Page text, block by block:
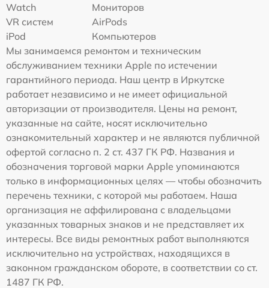
Watch
Мониторов
VR систем
AirPods
iPod
Компьютеров
Мы занимаемся ремонтом и техническим
обслуживанием техники Apple по истечении
гарантийного периода. Наш центр в Иркутске
работает независимо и не имеет официальной
авторизации от производителя. Цены на ремонт,
указанные на сайте, носят исключительно
ознакомительный характер и не являются публичной
офертой согласно п. 2 ст. 437 ГК РФ. Названия и
обозначения торговой марки Apple упоминаются
только в информационных целях — чтобы обозначить
перечень техники, с которой мы работаем. Наша
организация не аффилирована с владельцами
указанных товарных знаков и не представляет их
интересы. Все виды ремонтных работ выполняются
исключительно на устройствах, находящихся в
законном гражданском обороте, в соответствии со ст.
1487 ГК РФ.